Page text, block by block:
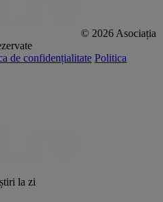
© 2026 Asociația
de confidențialitate Politica
la zi